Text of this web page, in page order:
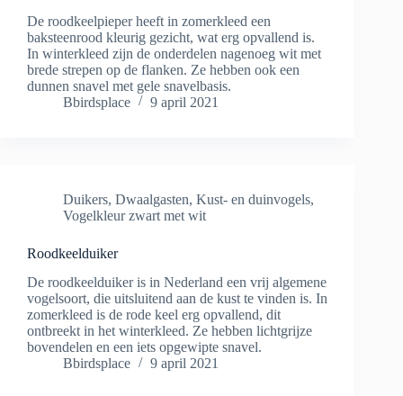
De roodkeelpieper heeft in zomerkleed een
baksteenrood kleurig gezicht, wat erg opvallend is.
In winterkleed zijn de onderdelen nagenoeg wit met
brede strepen op de flanken. Ze hebben ook een
dunnen snavel met gele snavelbasis.
Bbirdsplace
9 april 2021
Duikers, Dwaalgasten, Kust- en duinvogels,
Vogelkleur zwart met wit
Roodkeelduiker
De roodkeelduiker is in Nederland een vrij algemene
vogelsoort, die uitsluitend aan de kust te vinden is. In
zomerkleed is de rode keel erg opvallend, dit
ontbreekt in het winterkleed. Ze hebben lichtgrijze
bovendelen en een iets opgewipte snavel.
Bbirdsplace
9 april 2021